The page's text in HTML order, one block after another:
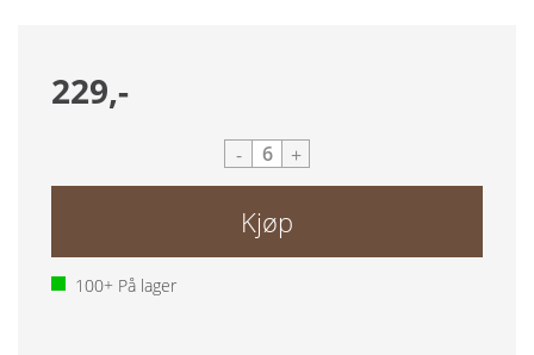
229,-
- +
Kjøp
100+ På lager